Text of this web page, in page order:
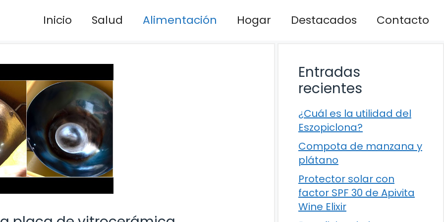
Inicio Salud Alimentación Hogar Destacados Contacto
Entradas
recientes
¿Cuál es la utilidad del
Eszopiclona?
Compota de manzana y
plátano
Protector solar con
factor SPF 30 de Apivita
Wine Elixir